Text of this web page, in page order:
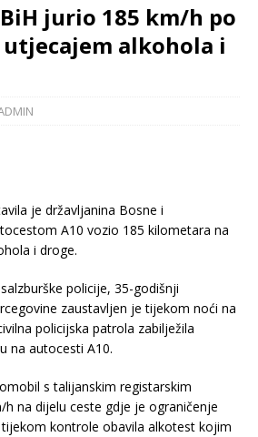
jurio 185 km/h po
alkohola i
je državljanina Bosne i
A10 vozio 185 kilometara na
i droge.
policije, 35-godišnji
zaustavljen je tijekom noći na
policijska patrola zabilježila
na autocesti A10.
s talijanskim registarskim
na dijelu ceste gdje je ograničenje
kontrole obavila alkotest kojim